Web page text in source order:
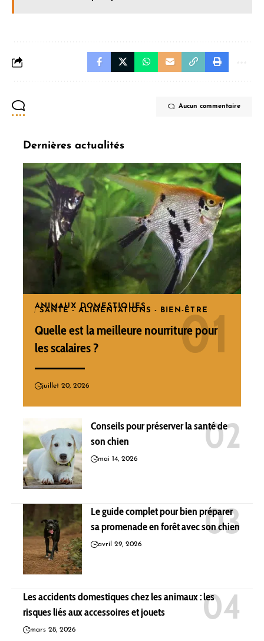
Aucun commentaire
Dernières actualités
ANIMAUX DOMESTIQUES
SANTÉ - ALIMENTATIONS - BIEN-ÊTRE
Quelle est la meilleure nourriture pour
les scalaires ?
juillet 20, 2026
Conseils pour préserver la santé de
son chien
mai 14, 2026
Le guide complet pour bien préparer
sa promenade en forêt avec son chien
avril 29, 2026
Les accidents domestiques chez les animaux : les
risques liés aux accessoires et jouets
mars 28, 2026